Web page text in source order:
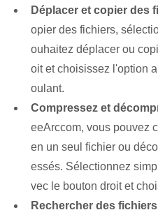
Déplacer et copier des
opier des fichiers,
ouhaitez déplacer ou
oit et choisissez l'option
oulant.
Compressez et
eeArccom, vous pouvez
en un seul fichier ou
essés. Sélectionnez
vec le bouton droit et
Rechercher des